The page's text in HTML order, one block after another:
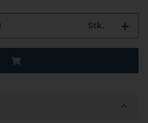
Stk.